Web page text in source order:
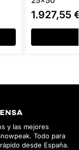
1.927,55
y las mejores
Todo para
desde España.